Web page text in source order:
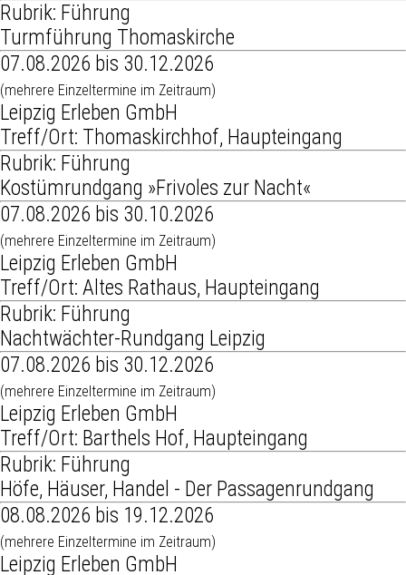
Rubrik: Führung
Turmführung Thomaskirche
07.08.2026 bis 30.12.2026
(mehrere Einzeltermine im Zeitraum)
Leipzig Erleben GmbH
Treff/Ort: Thomaskirchhof, Haupteingang
Rubrik: Führung
Kostümrundgang »Frivoles zur Nacht«
07.08.2026 bis 30.10.2026
(mehrere Einzeltermine im Zeitraum)
Leipzig Erleben GmbH
Treff/Ort: Altes Rathaus, Haupteingang
Rubrik: Führung
Nachtwächter-Rundgang Leipzig
07.08.2026 bis 30.12.2026
(mehrere Einzeltermine im Zeitraum)
Leipzig Erleben GmbH
Treff/Ort: Barthels Hof, Haupteingang
Rubrik: Führung
Höfe, Häuser, Handel - Der Passagenrundgang
08.08.2026 bis 19.12.2026
(mehrere Einzeltermine im Zeitraum)
Leipzig Erleben GmbH